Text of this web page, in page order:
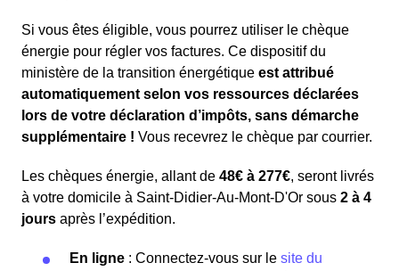
Si vous êtes éligible, vous pourrez utiliser le chèque
énergie pour régler vos factures. Ce dispositif du
ministère de la transition énergétique est attribué
automatiquement selon vos ressources déclarées
lors de votre déclaration d’impôts, sans démarche
supplémentaire ! Vous recevrez le chèque par courrier.
Les chèques énergie, allant de 48€ à 277€, seront livrés
à votre domicile à Saint-Didier-Au-Mont-D'Or sous 2 à 4
jours après l’expédition.
En ligne : Connectez-vous sur le site du